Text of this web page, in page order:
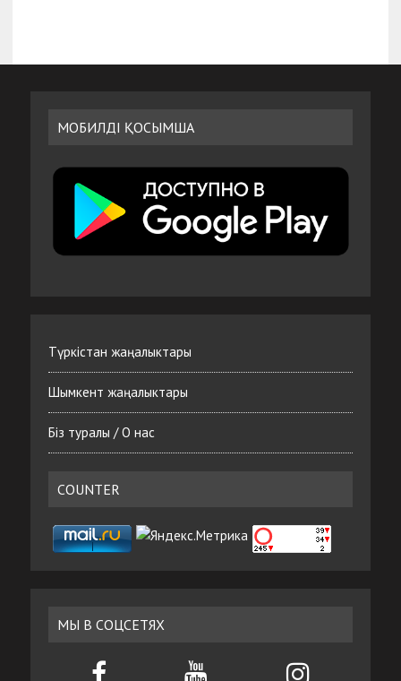
МОБИЛДІ ҚОСЫМША
Түркістан жаңалыктары
Шымкент жаңалыктары
Біз туралы / О нас
COUNTER
МЫ В СОЦСЕТЯХ